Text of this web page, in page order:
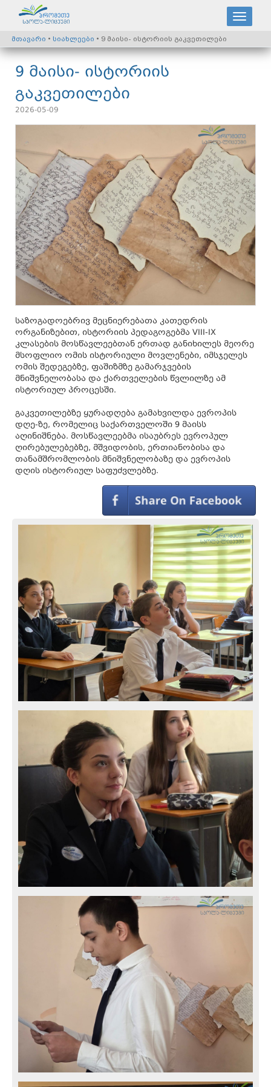
მთავარი • სიახლეები • 9 მაისი- ისტორიის გაკვეთილები
9 მაისი- ისტორიის
გაკვეთილები
2026-05-09
საზოგადოებრივ მეცნიერებათა კათედრის
ორგანიზებით, ისტორიის პედაგოგებმა VIII-IX
კლასების მოსწავლეებთან ერთად განიხილეს მეორე
მსოფლიო ომის ისტორიული მოვლენები, იმსჯელეს
ომის შედეგებზე, ფაშიზმზე გამარჯვების
მნიშვნელობასა და ქართველების წვლილზე ამ
ისტორიულ პროცესში.
გაკვეთილებზე ყურადღება გამახვილდა ევროპის
დღე-ზე, რომელიც საქართველოში 9 მაისს
აღინიშნება. მოსწავლეებმა ისაუბრეს ევროპულ
ღირებულებებზე, მშვიდობის, ერთიანობისა და
თანამშრომლობის მნიშვნელობაზე და ევროპის
დღის ისტორიულ საფუძვლებზე.